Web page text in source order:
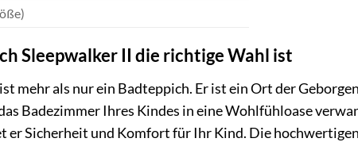
Sleepwalker II die richtige Wahl ist
mehr als nur ein Badteppich. Er ist ein Ort der
Badezimmer Ihres Kindes in eine Wohlfühloase
er Sicherheit und Komfort für Ihr Kind. Die